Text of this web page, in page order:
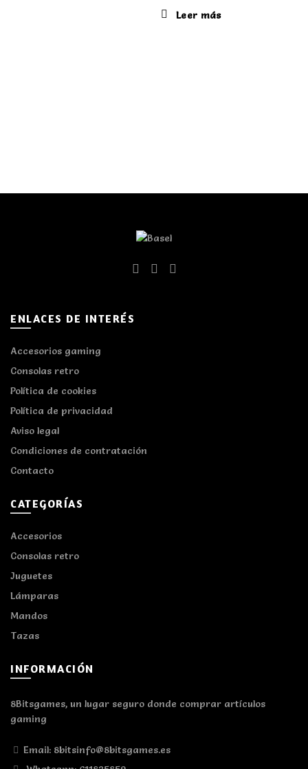
Leer más
ENLACES DE INTERÉS
Accesorios gaming
Consolas retro
Política de cookies
Política de privacidad
Aviso legal
Condiciones de contratación
Contacto
CATEGORÍAS
Accesorios
Consolas retro
Juguetes
Lámparas
Mandos
Tazas
INFORMACIÓN
8Bitsgames, un lugar seguro donde comprar artículos
gaming
Email: 8bitsinfo@8bitsgames.es